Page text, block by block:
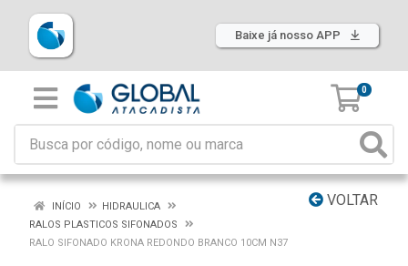
Baixe já nosso APP
0
VOLTAR
INÍCIO
HIDRAULICA
RALOS PLASTICOS SIFONADOS
RALO SIFONADO KRONA REDONDO BRANCO 10CM N37